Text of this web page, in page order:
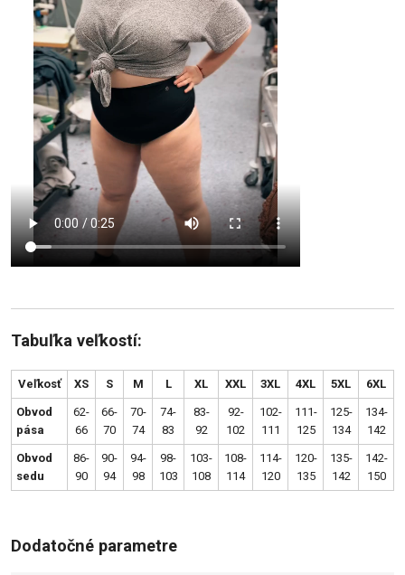
Tabuľka veľkostí:
Veľkosť XS S M L XL XXL 3XL 4XL 5XL 6XL
Obvod
pása
62-
66
66-
70
70-
74
74-
83
83-
92
92-
102
102-
111
111-
125
125-
134
134-
142
Obvod
sedu
86-
90
90-
94
94-
98
98-
103
103-
108
108-
114
114-
120
120-
135
135-
142
142-
150
Dodatočné parametre